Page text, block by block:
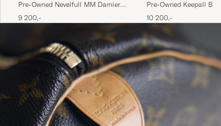
Pre-Owned Nevelfull MM Damier
Ebene
9 200,-
Pre-Owned Keepall
55 Monogram
10 200,-